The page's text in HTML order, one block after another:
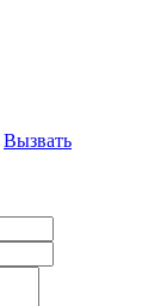
Вызвать